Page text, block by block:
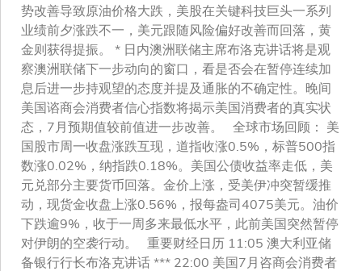
势改善导致原油价格大跌，美股在关键科技巨头一系列
业绩前夕涨跌不一，美元跟随风险偏好改善而回落，黄
金则获得提振。 * 日内澳洲联储主席布洛克讲话将是观
察澳洲联储下一步动向的窗口，看是否会在暂停连续加
息后进一步持观望的态度并提及通胀的不确定性。晚间
美国谘商会消费者信心指数将揭示美国消费者的真实状
态，7月预期值较前值进一步改善。 全球市场回顾： 美
国股市周一收盘涨跌互现，道指收涨0.5%，标普500指
数涨0.02%，纳指跌0.18%。美国公债收益率走低，美
元兑部分主要货币回落。金价上涨，受美伊冲突暂缓推
动，现货金收盘上涨0.56%，报每盎司4075美元。油价
下跌逾9%，收于一周多来最低水平，此前美国突然暂停
对伊朗的空袭行动。 重要财经日历 11:05 澳大利亚储
备银行行长布洛克讲话 *** 22:00 美国7月咨商会消费者